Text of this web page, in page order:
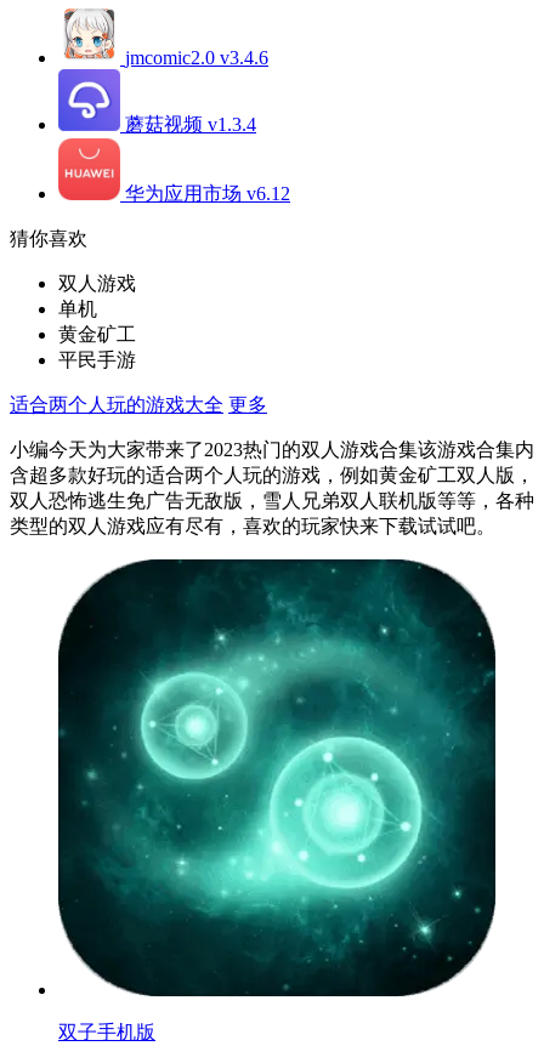
jmcomic2.0 v3.4.6
蘑菇视频 v1.3.4
华为应用市场 v6.12
猜你喜欢
双人游戏
单机
黄金矿工
平民手游
适合两个人玩的游戏大全 更多
小编今天为大家带来了2023热门的双人游戏合集该游戏合集内
含超多款好玩的适合两个人玩的游戏，例如黄金矿工双人版，
双人恐怖逃生免广告无敌版，雪人兄弟双人联机版等等，各种
类型的双人游戏应有尽有，喜欢的玩家快来下载试试吧。
双子手机版